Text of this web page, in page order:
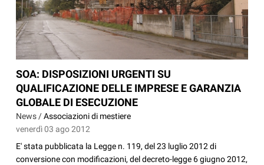
SOA: DISPOSIZIONI URGENTI SU
QUALIFICAZIONE DELLE IMPRESE E GARANZIA
GLOBALE DI ESECUZIONE
News /Associazioni di mestiere
venerdì 03 ago 2012
E' stata pubblicata la Legge n. 119, del 23 luglio 2012 di
conversione con modificazioni, del decreto-legge 6 giugno 2012,